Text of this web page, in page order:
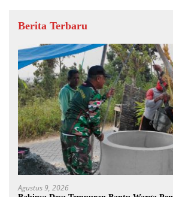
Berita Terbaru
Agustus 9, 2026